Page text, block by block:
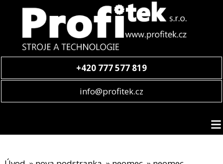
+420 777 577 819
info@profitek.cz